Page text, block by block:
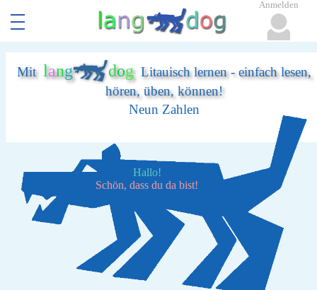
Mit lang dogLitauisch lernen - einfach lesen,
hören, üben, können!
Neun Zahlen
Hallo!
Schön, dass du da bist!
Anmelden